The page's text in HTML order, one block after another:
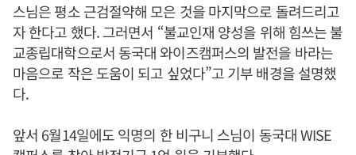
스님은 평소 근검절약해 모은 것을 마지막으로 돌려드리고
자 한다고 했다. 그러면서 “불교인재 양성을 위해 힘쓰는 불
교종립대학으로서 동국대 와이즈캠퍼스의 발전을 바라는
마음으로 작은 도움이 되고 싶었다”고 기부 배경을 설명했
다.
앞서 6월14일에도 익명의 한 비구니 스님이 동국대 WISE